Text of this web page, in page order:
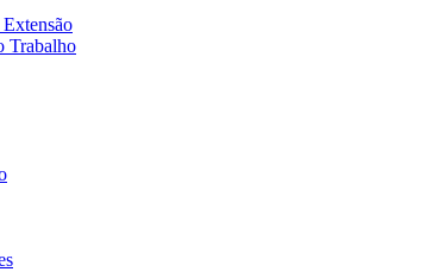
Trabalho